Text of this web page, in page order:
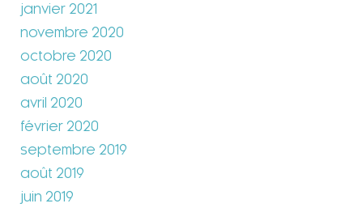
janvier 2021
novembre 2020
octobre 2020
août 2020
avril 2020
février 2020
septembre 2019
août 2019
juin 2019